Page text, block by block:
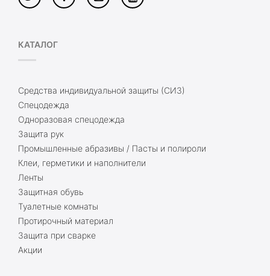
КАТАЛОГ
Средства индивидуальной защиты (СИЗ)
Спецодежда
Одноразовая спецодежда
Защита рук
Промышленные абразивы / Пасты и полироли
Клеи, герметики и наполнители
Ленты
Защитная обувь
Туалетные комнаты
Протирочный материал
Защита при сварке
Акции